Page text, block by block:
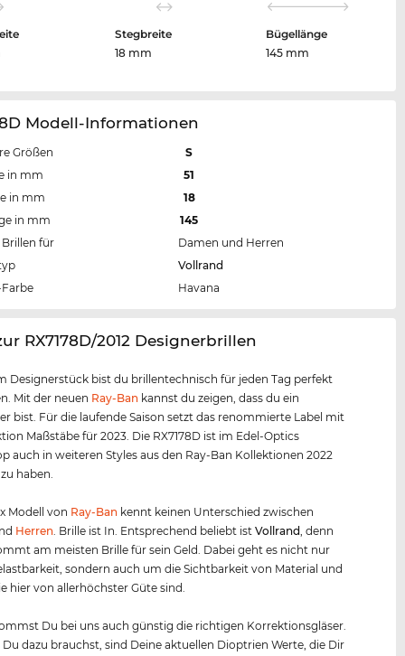
Stegbreite
18 mm
Bügellänge
145 mm
Modell-Informationen
Größen
S
in mm
51
in mm
18
in mm
145
für
Damen und Herren
Vollrand
Havana
RX7178D/2012 Designerbrillen
Designerstück bist du brillentechnisch für jeden Tag perfekt
Mit der neuen Ray-Ban kannst du zeigen, dass du ein
bist. Für die laufende Saison setzt das renommierte Label mit
Maßstäbe für 2023. Die RX7178D ist im Edel-Optics
auch in weiteren Styles aus den Ray-Ban Kollektionen 2022
haben.
Modell von Ray-Ban kennt keinen Unterschied zwischen
Herren. Brille ist In. Entsprechend beliebt istVollrand, denn
am meisten Brille für sein Geld. Dabei geht es nicht nur
sondern auch um die Sichtbarkeit von Material und
hier von allerhöchster Güte sind.
Du bei uns auch günstig die richtigen Korrektionsgläser.
Du dazu brauchst, sind Deine aktuellen Dioptrien Werte, die Dir